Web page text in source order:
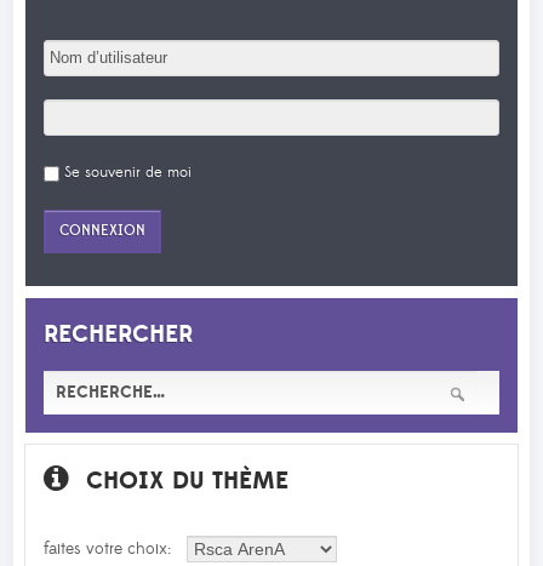
Se souvenir de moi
RECHERCHER
CHOIX DU THÈME
faites votre choix: